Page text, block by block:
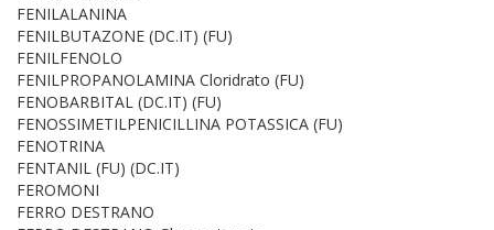
FENILALANINA
FENILBUTAZONE (DC.IT) (FU)
FENILFENOLO
FENILPROPANOLAMINA Cloridrato (FU)
FENOBARBITAL (DC.IT) (FU)
FENOSSIMETILPENICILLINA POTASSICA (FU)
FENOTRINA
FENTANIL (FU) (DC.IT)
FEROMONI
FERRO DESTRANO